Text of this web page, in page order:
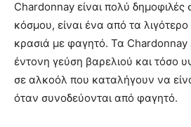
Chardonnay είναι πολύ
κόσμου, είναι ένα από τα
κρασιά με φαγητό. Τα
έντονη γεύση βαρελιού και τόσο
σε αλκοόλ που καταλήγουν να
όταν συνοδεύονται από φαγητό.